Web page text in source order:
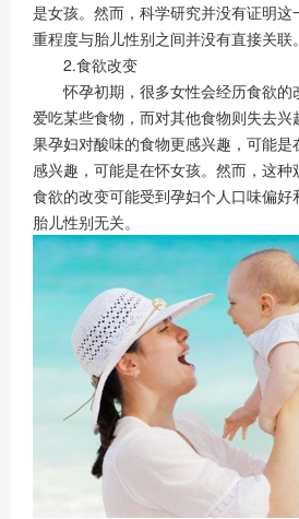
是女孩。然而，科学研究并没有证明
重程度与胎儿性别之间并没有直接关联。
2.食欲改变
怀孕初期，很多女性会经历食欲的
爱吃某些食物，而对其他食物则失去兴
果孕妇对酸味的食物更感兴趣，可能是
感兴趣，可能是在怀女孩。然而，这种
食欲的改变可能受到孕妇个人口味偏
胎儿性别无关。